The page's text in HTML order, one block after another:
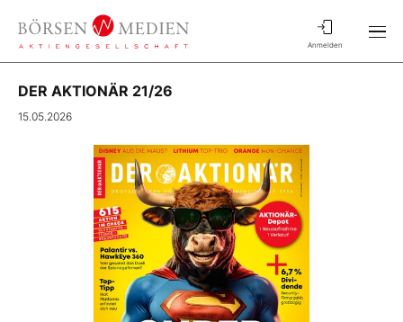
Anmelden
DER AKTIONÄR 21/26
15.05.2026